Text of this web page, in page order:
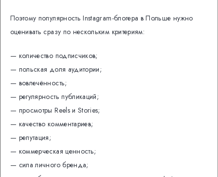
Поэтому популярность Instagram-блогера в Польше нужно
оценивать сразу по нескольким критериям:
— количество подписчиков;
— польская доля аудитории;
— вовлечённость;
— регулярность публикаций;
— просмотры Reels и Stories;
— качество комментариев;
— репутация;
— коммерческая ценность;
— сила личного бренда;